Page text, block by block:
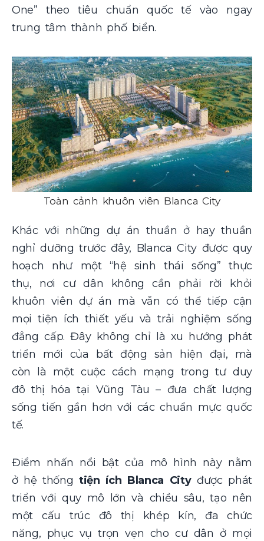
One” theo tiêu chuẩn quốc tế vào ngay
trung tâm thành phố biển.
Toàn cảnh khuôn viên Blanca City
Khác với những dự án thuần ở hay thuần
nghỉ dưỡng trước đây, Blanca City được quy
hoạch như một “hệ sinh thái sống” thực
thụ, nơi cư dân không cần phải rời khỏi
khuôn viên dự án mà vẫn có thể tiếp cận
mọi tiện ích thiết yếu và trải nghiệm sống
đẳng cấp. Đây không chỉ là xu hướng phát
triển mới của bất động sản hiện đại, mà
còn là một cuộc cách mạng trong tư duy
đô thị hóa tại Vũng Tàu – đưa chất lượng
sống tiến gần hơn với các chuẩn mực quốc
tế.
Điểm nhấn nổi bật của mô hình này nằm
ở hệ thốngtiện ích Blanca Cityđược phát
triển với quy mô lớn và chiều sâu, tạo nên
một cấu trúc đô thị khép kín, đa chức
năng, phục vụ trọn vẹn cho cư dân ở mọi